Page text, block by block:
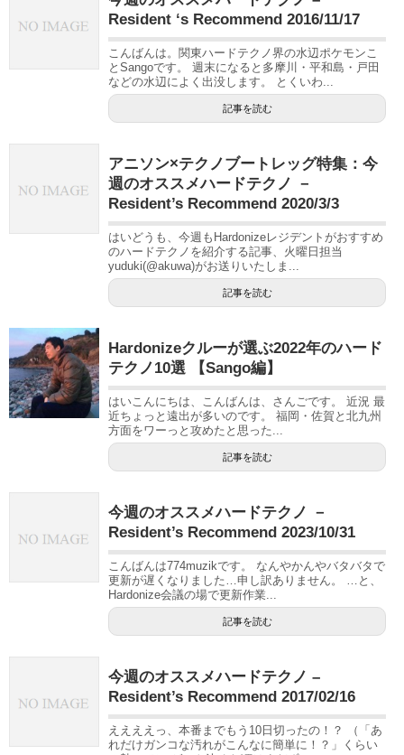
Resident ‘s Recommend 2016/11/17
こんばんは。関東ハードテクノ界の水辺ポケモンこ
とSangoです。 週末になると多摩川・平和島・戸田
などの水辺によく出没します。 とくいわ...
記事を読む
アニソン×テクノブートレッグ特集：今
週のオススメハードテクノ －
Resident’s Recommend 2020/3/3
はいどうも、今週もHardonizeレジデントがおすすめ
のハードテクノを紹介する記事、火曜日担当
yuduki(@akuwa)がお送りいたしま...
記事を読む
Hardonizeクルーが選ぶ2022年のハード
テクノ10選 【Sango編】
はいこんにちは、こんばんは、さんごです。 近況 最
近ちょっと遠出が多いのです。 福岡・佐賀と北九州
方面をワーっと攻めたと思った...
記事を読む
今週のオススメハードテクノ －
Resident’s Recommend 2023/10/31
こんばんは774muzikです。 なんやかんやバタバタで
更新が遅くなりました…申し訳ありません。 …と、
Hardonize会議の場で更新作業...
記事を読む
今週のオススメハードテクノ –
Resident’s Recommend 2017/02/16
ええええっ、本番までもう10日切ったの！？ （「あ
れだけガンコな汚れがこんなに簡単に！？」くらい